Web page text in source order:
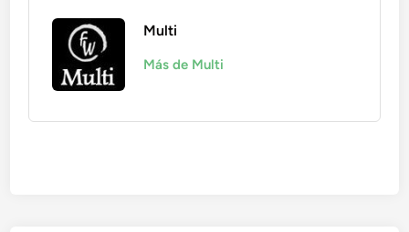
Multi
Más de Multi